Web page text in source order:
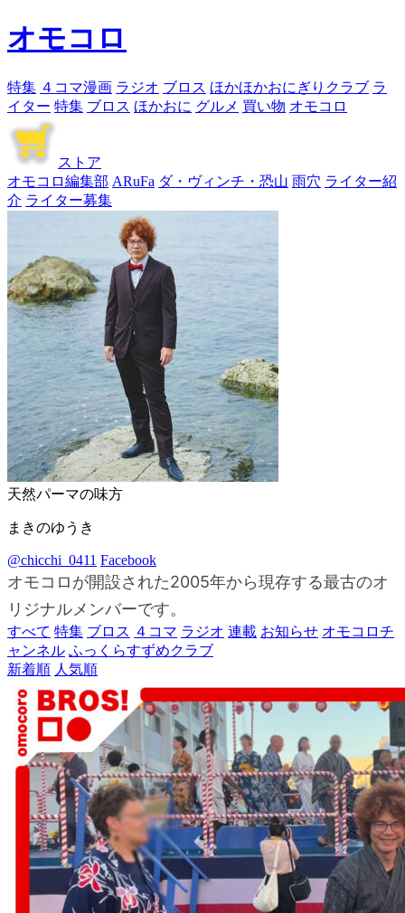
オモコロ
特集 ４コマ漫画 ラジオ ブロス ほかほかおにぎりクラブ ラ
イター 特集 ブロス ほかおに グルメ 買い物 オモコロ
ストア
オモコロ編集部 ARuFa ダ・ヴィンチ・恐山 雨穴 ライター紹
介 ライター募集
天然パーマの味方
まきのゆうき
@chicchi_0411 Facebook
オモコロが開設された2005年から現存する最古のオ
リジナルメンバーです。
すべて 特集 ブロス ４コマ ラジオ 連載 お知らせ オモコロチ
ャンネル ふっくらすずめクラブ
新着順 人気順